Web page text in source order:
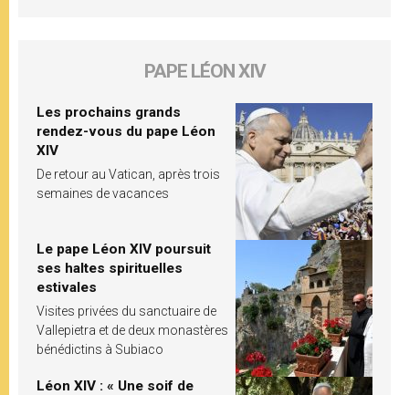
PAPE LÉON XIV
Les prochains grands
rendez-vous du pape Léon
XIV
De retour au Vatican, après trois
semaines de vacances
Le pape Léon XIV poursuit
ses haltes spirituelles
estivales
Visites privées du sanctuaire de
Vallepietra et de deux monastères
bénédictins à Subiaco
Léon XIV : « Une soif de